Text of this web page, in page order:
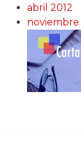
abril 2012
noviembre